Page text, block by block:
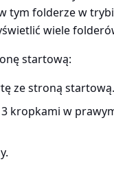
tym folderze w
wiele
startową:
ze stroną startową.
kropkami w